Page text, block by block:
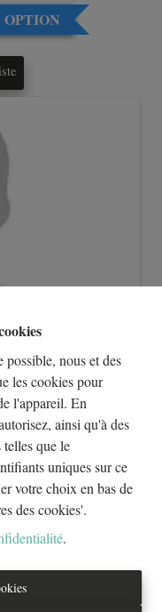
nous et des
les cookies pour
l'appareil. En
ainsi qu'à des
telles que le
uniques sur ce
votre choix en bas de
des cookies'.
.
OPTION
130 m²
OFFERTE SUR LA
! un projet exclusif
des acquéreurs les
de généreux espaces